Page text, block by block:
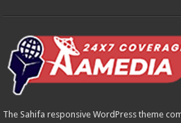
The Sahifa responsive WordPress theme